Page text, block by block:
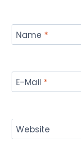
Name *
E-Mail *
Website